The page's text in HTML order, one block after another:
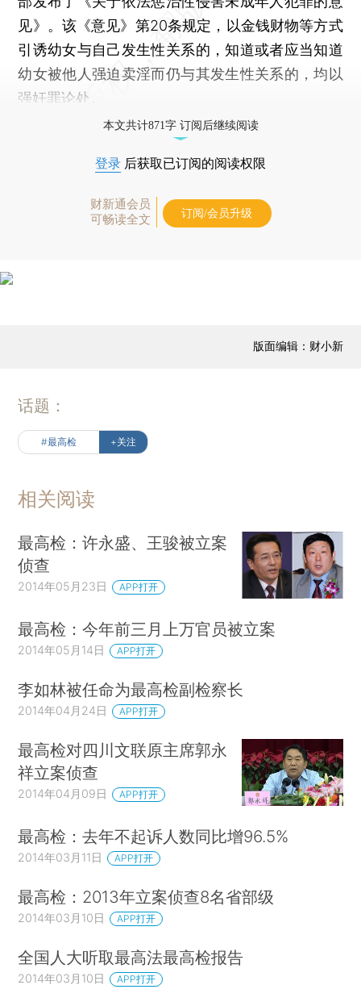
见》。该《意见》第20条规定，以金钱财物等方式
引诱幼女与自己发生性关系的，知道或者应当知道
幼女被他人强迫卖淫而仍与其发生性关系的，均以
强奸罪论处。
本文共计871字 订阅后继续阅读
登录 后获取已订阅的阅读权限
财新通会员
可畅读全文
订阅/会员升级
版面编辑：财小新
话题：
#最高检 +关注
相关阅读
最高检：许永盛、王骏被立案
侦查
2014年05月23日 APP打开
最高检：今年前三月上万官员被立案
2014年05月14日 APP打开
李如林被任命为最高检副检察长
2014年04月24日 APP打开
最高检对四川文联原主席郭永
祥立案侦查
2014年04月09日 APP打开
最高检：去年不起诉人数同比增96.5%
2014年03月11日 APP打开
最高检：2013年立案侦查8名省部级
2014年03月10日 APP打开
全国人大听取最高法最高检报告
2014年03月10日 APP打开